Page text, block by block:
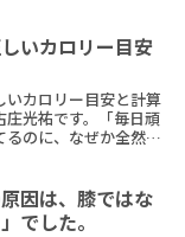
せんか？実は“横から
いカロリー目安
カロリー目安と計算
光祐です。「毎日頑
のに、なぜか全然痩
ット成功のカギは、
因は、膝ではな
でした。